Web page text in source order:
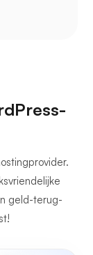
geld-terug-